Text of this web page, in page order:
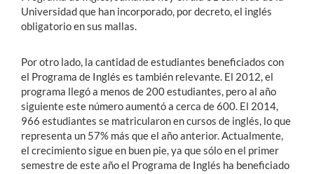
Universidad que han incorporado, por decreto, el inglés
obligatorio en sus mallas.
Por otro lado, la cantidad de estudiantes beneficiados con
el Programa de Inglés es también relevante. El 2012, el
programa llegó a menos de 200 estudiantes, pero al año
siguiente este número aumentó a cerca de 600. El 2014,
966 estudiantes se matricularon en cursos de inglés, lo que
representa un 57% más que el año anterior. Actualmente,
el crecimiento sigue en buen pie, ya que sólo en el primer
semestre de este año el Programa de Inglés ha beneficiado